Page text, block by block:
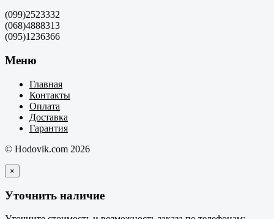
(099)2523332
(068)4888313
(095)1236366
Меню
Главная
Контакты
Оплата
Доставка
Гарантия
© Hodovik.com 2026
×
Уточнить наличие